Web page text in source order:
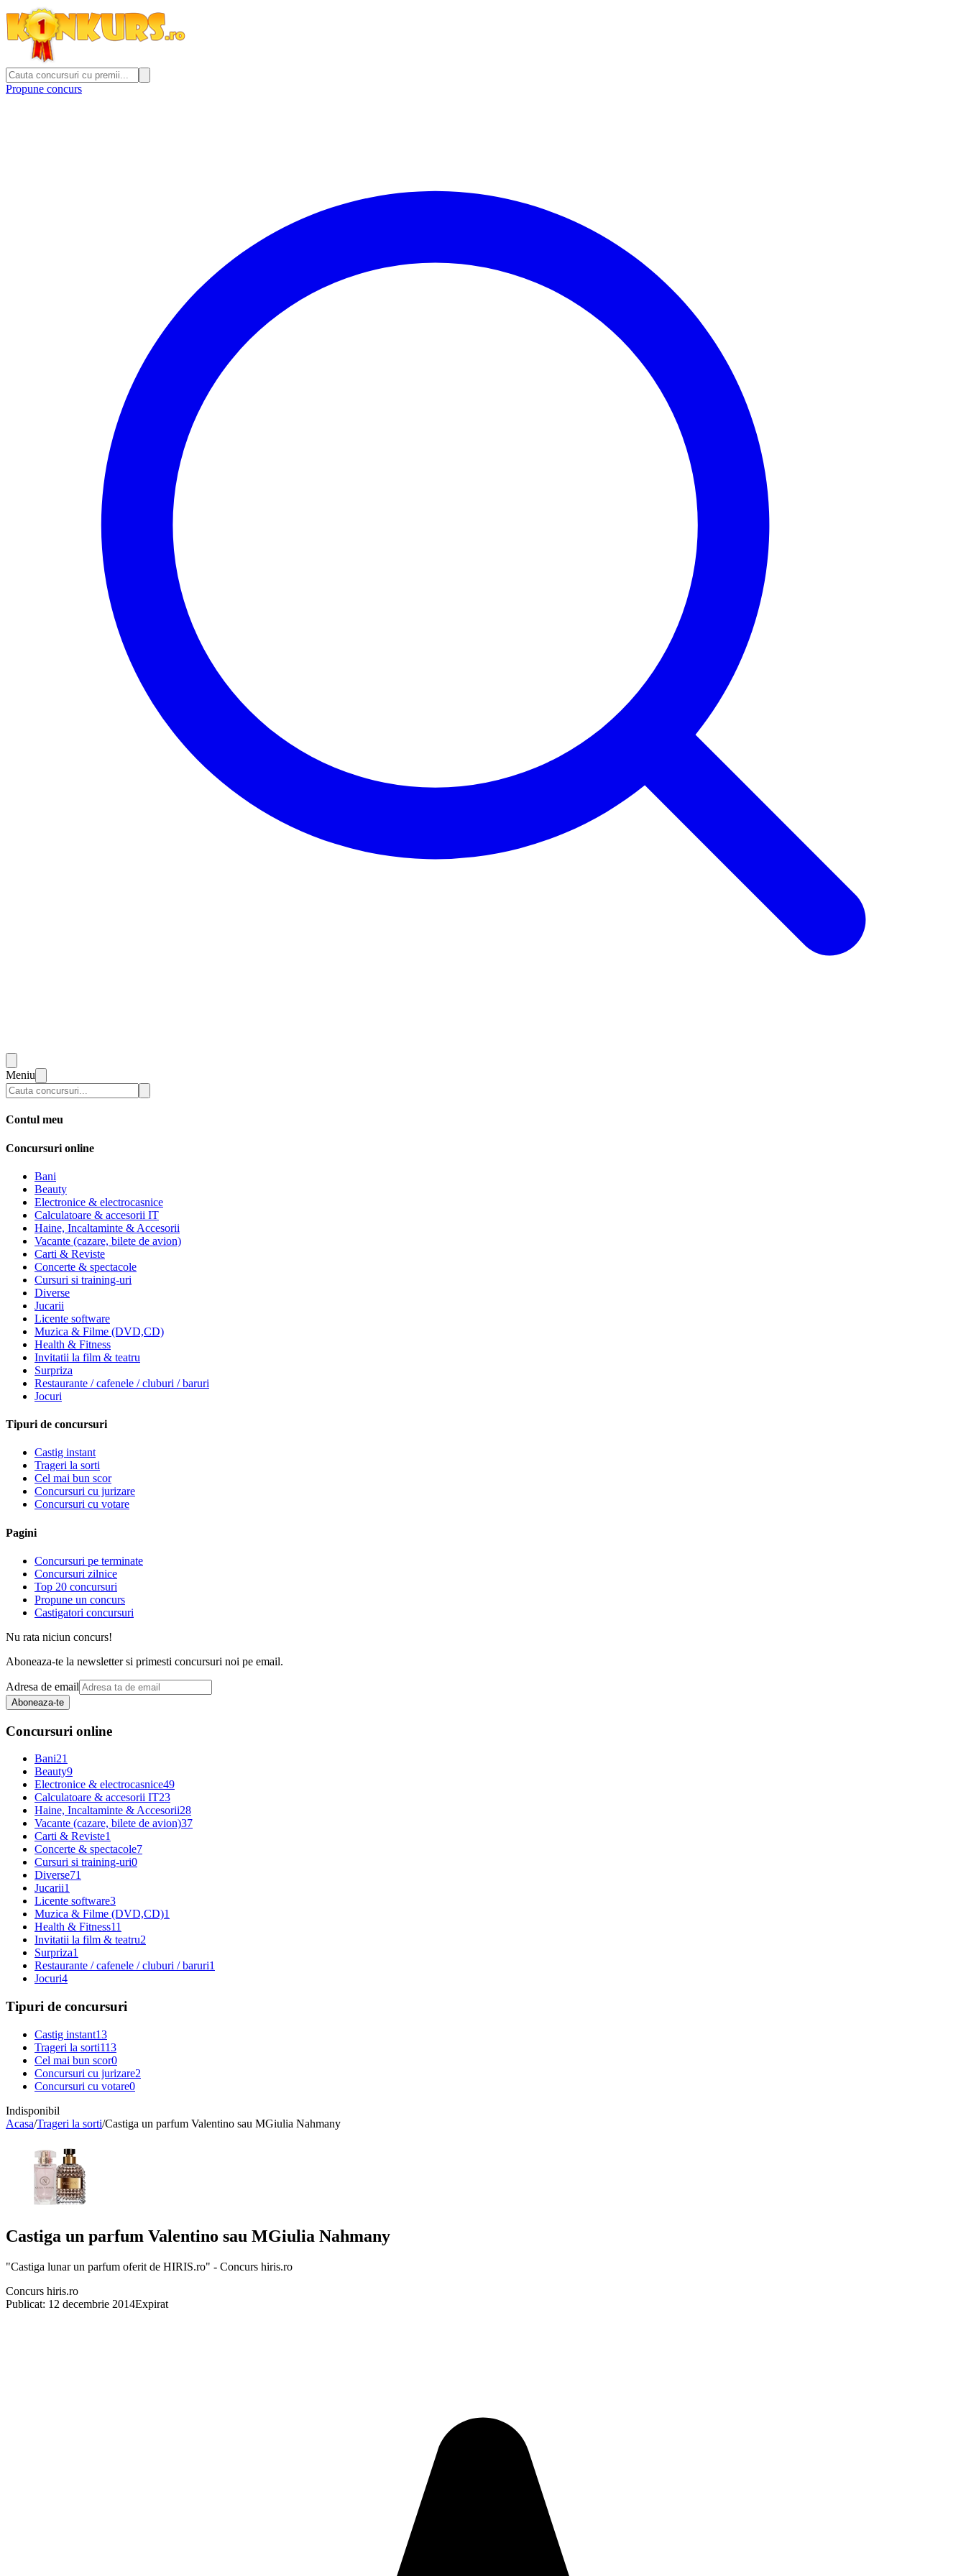
Propune concurs
Meniu
Contul meu
Concursuri online
Bani
Beauty
Electronice & electrocasnice
Calculatoare & accesorii IT
Haine, Incaltaminte & Accesorii
Vacante (cazare, bilete de avion)
Carti & Reviste
Concerte & spectacole
Cursuri si training-uri
Diverse
Jucarii
Licente software
Muzica & Filme (DVD,CD)
Health & Fitness
Invitatii la film & teatru
Surpriza
Restaurante / cafenele / cluburi / baruri
Jocuri
Tipuri de concursuri
Castig instant
Trageri la sorti
Cel mai bun scor
Concursuri cu jurizare
Concursuri cu votare
Pagini
Concursuri pe terminate
Concursuri zilnice
Top 20 concursuri
Propune un concurs
Castigatori concursuri
Nu rata niciun concurs!
Aboneaza-te la newsletter si primesti concursuri noi pe email.
Adresa de email
Aboneaza-te
Concursuri online
Bani21
Beauty9
Electronice & electrocasnice49
Calculatoare & accesorii IT23
Haine, Incaltaminte & Accesorii28
Vacante (cazare, bilete de avion)37
Carti & Reviste1
Concerte & spectacole7
Cursuri si training-uri0
Diverse71
Jucarii1
Licente software3
Muzica & Filme (DVD,CD)1
Health & Fitness11
Invitatii la film & teatru2
Surpriza1
Restaurante / cafenele / cluburi / baruri1
Jocuri4
Tipuri de concursuri
Castig instant13
Trageri la sorti113
Cel mai bun scor0
Concursuri cu jurizare2
Concursuri cu votare0
Indisponibil
Acasa/Trageri la sorti/Castiga un parfum Valentino sau MGiulia Nahmany
Castiga un parfum Valentino sau MGiulia Nahmany
"Castiga lunar un parfum oferit de HIRIS.ro" - Concurs hiris.ro
Concurs hiris.ro
Publicat: 12 decembrie 2014Expirat